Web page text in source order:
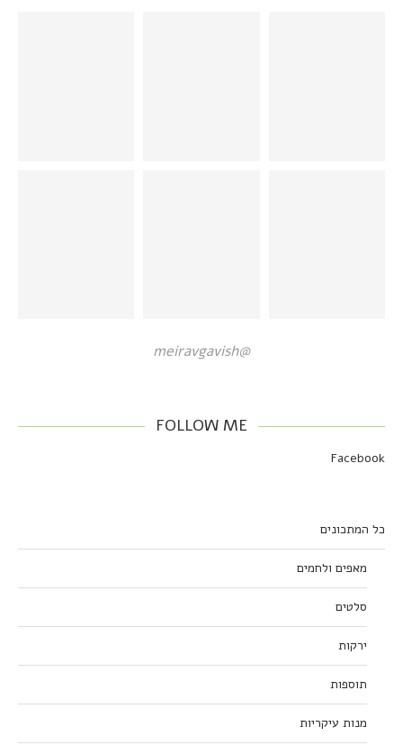
@meiravgavish
FOLLOW ME
Facebook
כל המתכונים
מאפים ולחמים
סלטים
ירקות
תוספות
מנות עיקריות